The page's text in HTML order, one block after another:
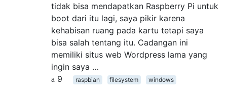
tidak bisa mendapatkan Raspberry Pi untuk
boot dari itu lagi, saya pikir karena
kehabisan ruang pada kartu tetapi saya
bisa salah tentang itu. Cadangan ini
memiliki situs web Wordpress lama yang
ingin saya …
9
raspbian filesystem windows